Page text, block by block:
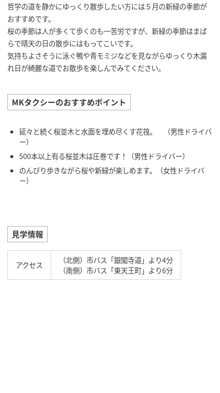
哲学の道を静かにゆっくり散歩したい方には５月の新緑の季節が
おすすめです。
桜の季節は人が多くて歩くのも一苦労ですが、新緑の季節はまば
らで晴天の日の散歩にはもってこいです。
気持ちよさそうに泳ぐ鴨や青モミジなどを見ながらゆっくり木漏
れ日が綺麗な道でお散歩を楽しんでみてください。
MKタクシーのおすすめポイント
延々と続く桜並木と水面を埋め尽くす花筏。 （男性ドライバ
ー）
500本以上有る桜並木は圧巻です！（男性ドライバー）
のんびり歩きながら桜や新緑が楽しめます。（女性ドライバ
ー）
見学情報
アクセス
（北側）市バス「銀閣寺道」より4分
（南側）市バス「東天王町」より6分